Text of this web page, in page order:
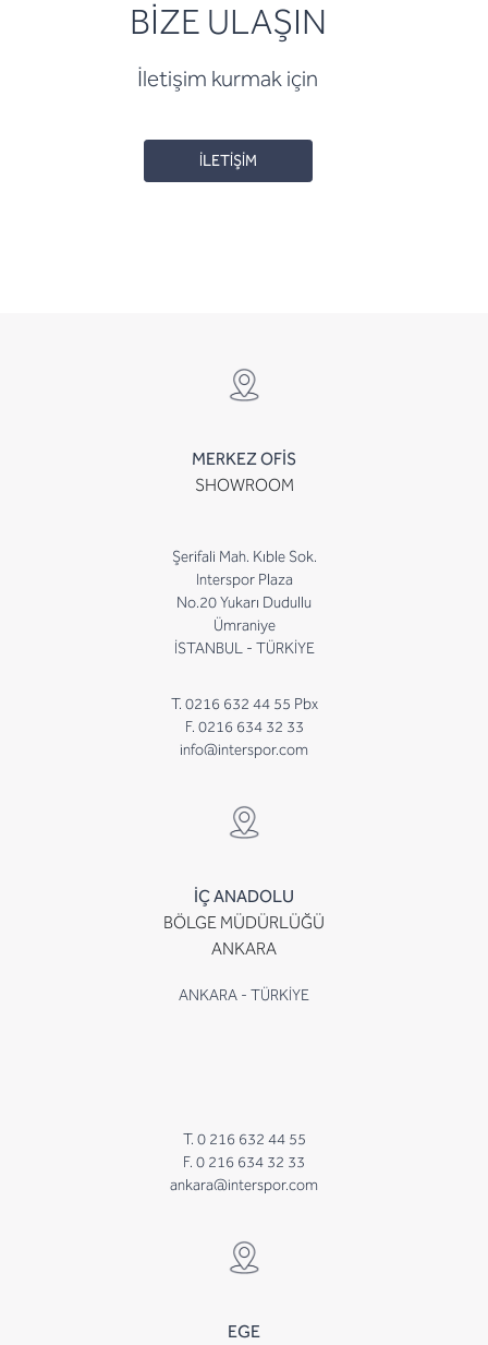
BİZE ULAŞIN
İletişim kurmak için
İLETİŞİM
MERKEZ OFİS
SHOWROOM
Şerifali Mah. Kıble Sok.
Interspor Plaza
No.20 Yukarı Dudullu
Ümraniye
İSTANBUL - TÜRKİYE
T. 0216 632 44 55 Pbx
F. 0216 634 32 33
info@interspor.com
İÇ ANADOLU
BÖLGE MÜDÜRLÜĞÜ
ANKARA
ANKARA - TÜRKİYE
T. 0 216 632 44 55
F. 0 216 634 32 33
ankara@interspor.com
EGE